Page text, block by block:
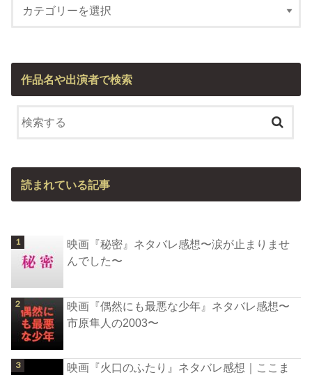
作品名や出演者で検索
読まれている記事
映画『秘密』ネタバレ感想〜涙が止まりませ
んでした〜
映画『偶然にも最悪な少年』ネタバレ感想〜
市原隼人の2003〜
映画『火口のふたり』ネタバレ感想｜ここま